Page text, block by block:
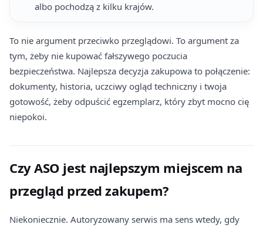
albo pochodzą z kilku krajów.
To nie argument przeciwko przeglądowi. To argument za
tym, żeby nie kupować fałszywego poczucia
bezpieczeństwa. Najlepsza decyzja zakupowa to połączenie:
dokumenty, historia, uczciwy ogląd techniczny i twoja
gotowość, żeby odpuścić egzemplarz, który zbyt mocno cię
niepokoi.
Czy ASO jest najlepszym miejscem na
przegląd przed zakupem?
Niekoniecznie. Autoryzowany serwis ma sens wtedy, gdy